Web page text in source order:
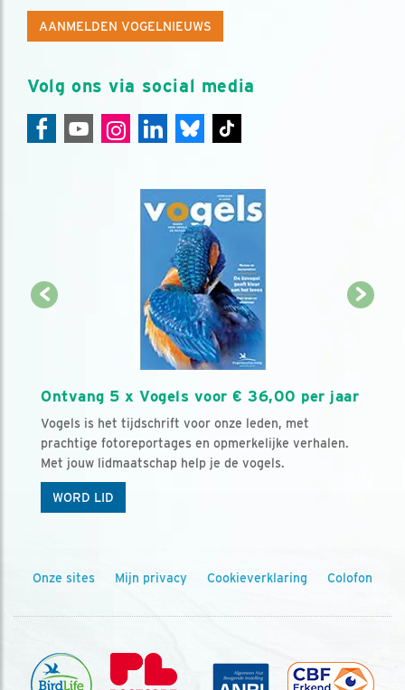
AANMELDEN VOGELNIEUWS
Volg ons via social media
Ontvang 5 x Vogels voor € 36,00 per jaar
Vogels is het tijdschrift voor onze leden, met
prachtige fotoreportages en opmerkelijke verhalen.
Met jouw lidmaatschap help je de vogels.
WORD LID
Onze sites Mijn privacy Cookieverklaring Colofon